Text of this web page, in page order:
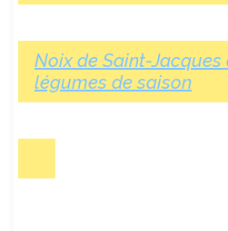
Noix de Saint-
légumes de saison